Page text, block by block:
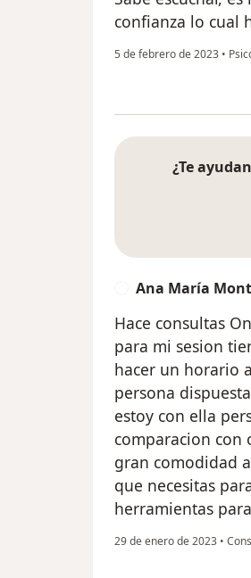
confianza lo cual
5 de febrero de 2023 •
¿Te
Ana María
Hace consultas
para mi sesion
hacer un horario
persona
estoy con ella
comparacion con
gran comodidad
que necesitas
herramientas
29 de enero de 2023 •